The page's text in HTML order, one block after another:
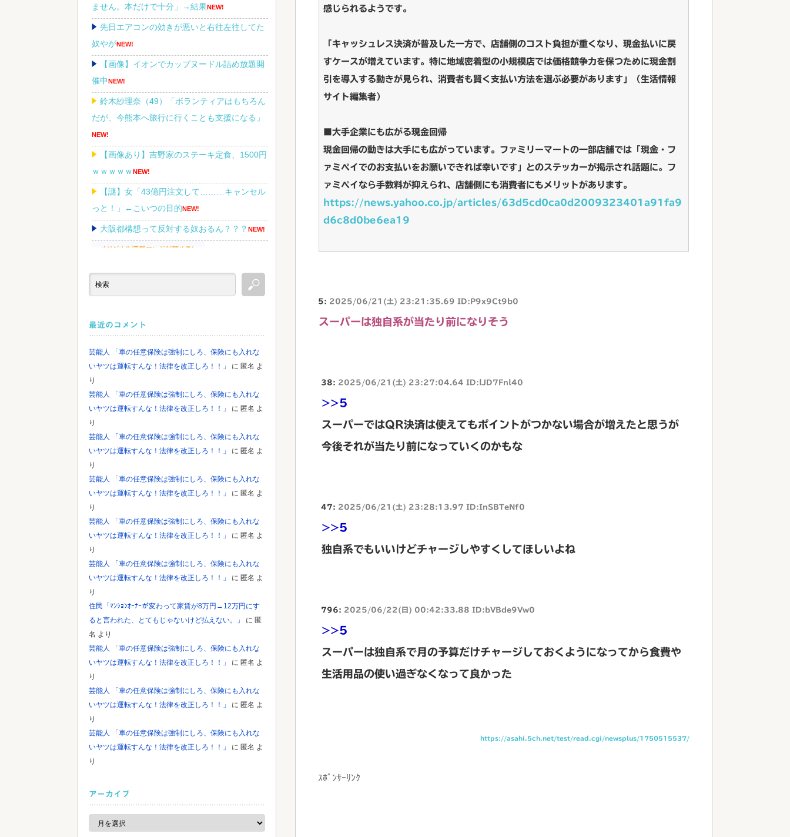
感じられるようです。
「キャッシュレス決済が普及した一方で、店舗側のコスト負担が重くなり、現金払いに戻
すケースが増えています。特に地域密着型の小規模店では価格競争力を保つために現金割
引を導入する動きが見られ、消費者も賢く支払い方法を選ぶ必要があります」（生活情報
サイト編集者）
■大手企業にも広がる現金回帰
現金回帰の動きは大手にも広がっています。ファミリーマートの一部店舗では「現金・フ
ァミペイでのお支払いをお願いできれば幸いです」とのステッカーが掲示され話題に。フ
ァミペイなら手数料が抑えられ、店舗側にも消費者にもメリットがあります。
https://news.yahoo.co.jp/articles/63d5cd0ca0d2009323401a91fa9
d6c8d0be6ea19
5: 2025/06/21(土) 23:21:35.69 ID:P9x9Ct9b0
スーパーは独自系が当たり前になりそう
38: 2025/06/21(土) 23:27:04.64 ID:lJD7Fnl40
>>5
スーパーではQR決済は使えてもポイントがつかない場合が増えたと思うが
今後それが当たり前になっていくのかもな
47: 2025/06/21(土) 23:28:13.97 ID:InSBTeNf0
>>5
独自系でもいいけどチャージしやすくしてほしいよね
796: 2025/06/22(日) 00:42:33.88 ID:bVBde9Vw0
>>5
スーパーは独自系で月の予算だけチャージしておくようになってから食費や
生活用品の使い過ぎなくなって良かった
https://asahi.5ch.net/test/read.cgi/newsplus/1750515537/
ｽﾎﾟﾝｻｰﾘﾝｸ
ません。本だけで十分」→結果NEW!
先日エアコンの効きが悪いと右往左往してた
奴やがNEW!
【画像】イオンでカップヌードル詰め放題開
催中NEW!
鈴木紗理奈（49）「ボランティアはもちろん
だが、今熊本へ旅行に行くことも支援になる」
NEW!
【画像あり】吉野家のステーキ定食、1500円
ｗｗｗｗｗNEW!
【謎】女「43億円注文して………キャンセル
っと！」←こいつの目的NEW!
大阪都構想って反対する奴おるん？？？ NEW!
Powered by livedoor 相互RSS
最近のコメント
芸能人 「車の任意保険は強制にしろ、保険にも入れな
いヤツは運転すんな！法律を改正しろ！！」
に 匿名 よ
り
芸能人 「車の任意保険は強制にしろ、保険にも入れな
いヤツは運転すんな！法律を改正しろ！！」
に 匿名 よ
り
芸能人 「車の任意保険は強制にしろ、保険にも入れな
いヤツは運転すんな！法律を改正しろ！！」
に 匿名 よ
り
芸能人 「車の任意保険は強制にしろ、保険にも入れな
いヤツは運転すんな！法律を改正しろ！！」
に 匿名 よ
り
芸能人 「車の任意保険は強制にしろ、保険にも入れな
いヤツは運転すんな！法律を改正しろ！！」
に 匿名 よ
り
芸能人 「車の任意保険は強制にしろ、保険にも入れな
いヤツは運転すんな！法律を改正しろ！！」
に 匿名 よ
り
住民「ﾏﾝｼｮﾝｵｰﾅｰが変わって家賃が8万円→12万円にす
ると言われた、とてもじゃないけど払えない。」
に 匿
名 より
芸能人 「車の任意保険は強制にしろ、保険にも入れな
いヤツは運転すんな！法律を改正しろ！！」
に 匿名 よ
り
芸能人 「車の任意保険は強制にしろ、保険にも入れな
いヤツは運転すんな！法律を改正しろ！！」
に 匿名 よ
り
芸能人 「車の任意保険は強制にしろ、保険にも入れな
いヤツは運転すんな！法律を改正しろ！！」
に 匿名 よ
り
アーカイブ
ア
カ